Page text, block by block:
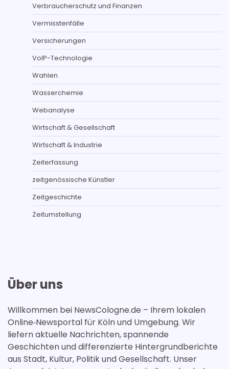
Verbraucherschutz und Finanzen
Vermisstenfälle
Versicherungen
VoIP-Technologie
Wahlen
Wasserchemie
Webanalyse
Wirtschaft & Gesellschaft
Wirtschaft & Industrie
Zeiterfassung
zeitgenössische Künstler
Zeitgeschichte
Zeitumstellung
Über uns
Willkommen bei NewsCologne.de – Ihrem lokalen
Online‑Newsportal für Köln und Umgebung. Wir
liefern aktuelle Nachrichten, spannende
Geschichten und differenzierte Hintergrundberichte
aus Stadt, Kultur, Politik und Gesellschaft. Unser